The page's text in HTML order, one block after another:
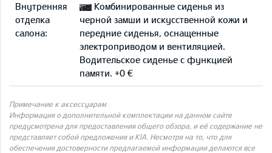
Внутренняя
отделка
салона:
Комбинированные сиденья из
черной замши и искусственной кожи и
передние сиденья, оснащенные
электроприводом и вентиляцией.
Водительское сиденье с функцией
памяти. +0 €
Примечание к аксессуарам
Информация о дополнительной комплектации на данном сайте
предусмотрена для предоставления общего обзора, и её содержание не
представляет собой предложения и KIA. Несмотря на то, что для
обеспечения достоверности предлагаемой информации делаются все